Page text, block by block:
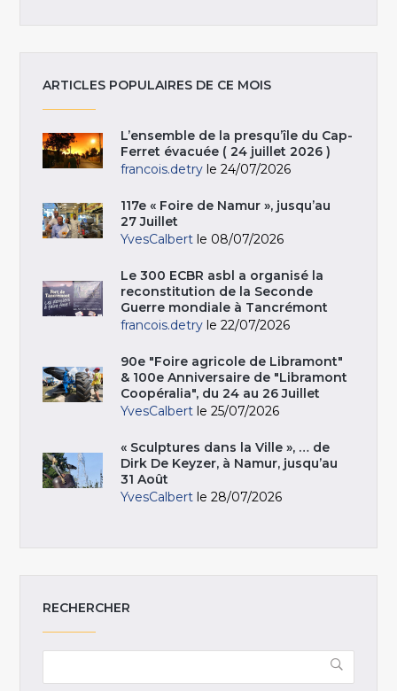
ARTICLES POPULAIRES DE CE MOIS
L’ensemble de la presqu’île du Cap-
Ferret évacuée ( 24 juillet 2026 )
francois.detry le 24/07/2026
117e « Foire de Namur », jusqu’au
27 Juillet
YvesCalbert le 08/07/2026
Le 300 ECBR asbl a organisé la
reconstitution de la Seconde
Guerre mondiale à Tancrémont
francois.detry le 22/07/2026
90e "Foire agricole de Libramont"
& 100e Anniversaire de "Libramont
Coopéralia", du 24 au 26 Juillet
YvesCalbert le 25/07/2026
« Sculptures dans la Ville », … de
Dirk De Keyzer, à Namur, jusqu’au
31 Août
YvesCalbert le 28/07/2026
RECHERCHER